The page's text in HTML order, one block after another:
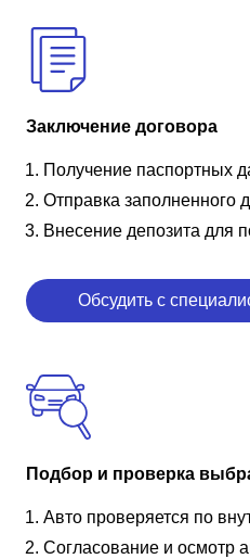
Заключение договора
Получение паспортных
Отправка заполненного
Внесение депозита для
Обсудить с
Подбор и проверка
Авто проверяется по
Согласование и осмотр